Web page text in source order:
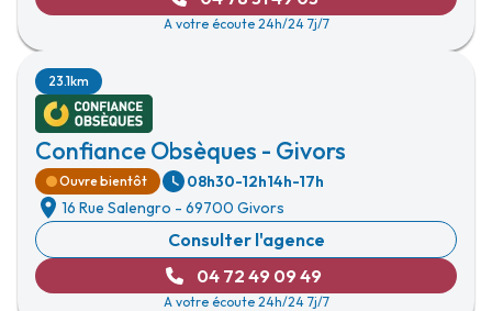
A votre écoute 24h/24 7j/7
Confiance Obsèques - Givors
23.1km
Ouvre bientôt 08h30-12h14h-17h
16 Rue Salengro - 69700 Givors
Consulter l'agence
04 72 49 09 49
A votre écoute 24h/24 7j/7